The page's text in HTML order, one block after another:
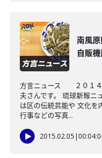
南風
自販
方言ニュース ２０１４
夫さんです。 琉球新報ニ
は区の伝統芸能や 文化を
行事などの写真...
2015.02.05 |